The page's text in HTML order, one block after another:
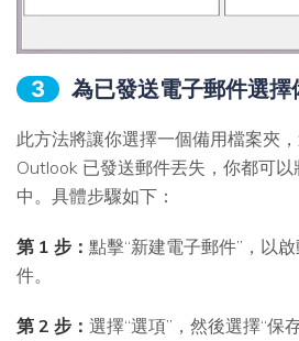
3 為已發送電子郵件選擇
此方法將讓你選擇一個備用檔案夾
Outlook 已發送郵件丟失，你都可
中。具體步驟如下：
第 1 步： 點擊“新建電子郵件”，以
件。
第 2 步： 選擇“選項”，然後選擇“保